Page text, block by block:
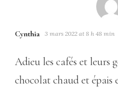
Cynthia 3 mars 2022 at 8 h 48 min
Adieu les cafés et leurs
chocolat chaud et épais